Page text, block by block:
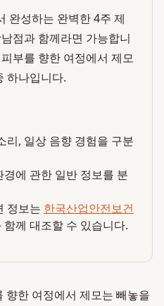
완성하는 완벽한 4주 제
점과 함께라면 가능합니
부를 향한 여정에서 제모
하나입니다.
리, 일상 음향 경험을 구분
에 관한 일반 정보를 분
정보는 한국산업안전보건
께 대조할 수 있습니다.
향한 여정에서 제모는 빼놓을